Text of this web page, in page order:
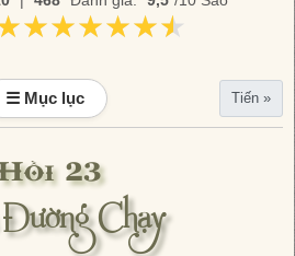
☰ Mục lục Tiến »
23
Chạy